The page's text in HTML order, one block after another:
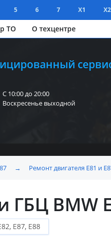
5 6 7 X1 X2
ТО О техцентре
С 10:00 до 20:00
Воскресенье выходной
→ Ремонт двигателя E81 и
BMW
E87, E88